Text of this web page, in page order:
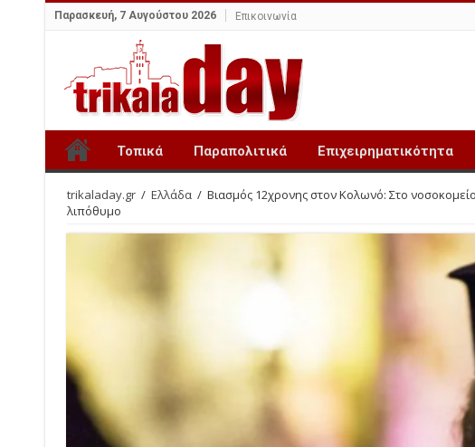
Παρασκευή, 7 Αυγούστου 2026 Επικοινωνία
Τοπικά Παραπολιτικά Επιχειρηματικότητα
trikaladay.gr / Ελλάδα / Βιασμός 12χρονης στον Κολωνό: Στο
λιπόθυμο